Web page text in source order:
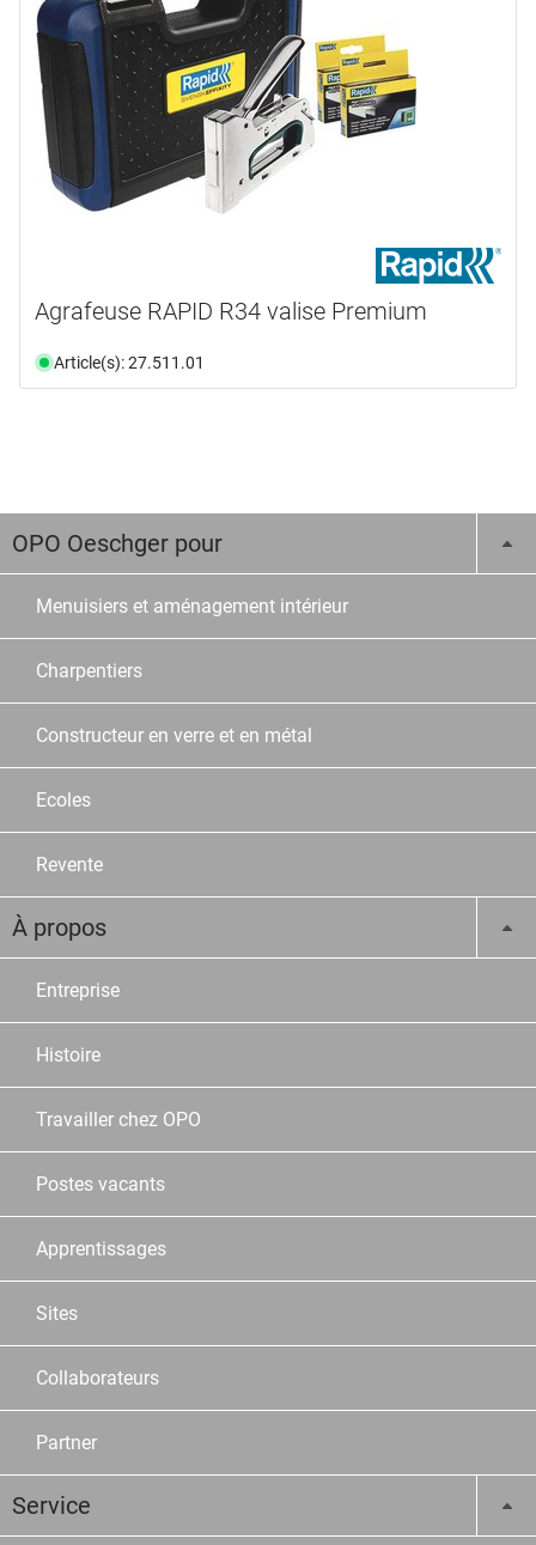
Agrafeuse RAPID R34 valise Premium
Article(s): 27.511.01
OPO Oeschger pour
Menuisiers et aménagement intérieur
Charpentiers
Constructeur en verre et en métal
Ecoles
Revente
À propos
Entreprise
Histoire
Travailler chez OPO
Postes vacants
Apprentissages
Sites
Collaborateurs
Partner
Service